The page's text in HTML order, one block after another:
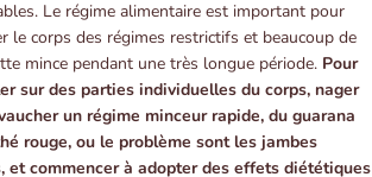
Le régime alimentaire est important pour
le corps des régimes restrictifs et beaucoup de
mince pendant une très longue période. Pour
sur des parties individuelles du corps, nager
un régime minceur rapide, du guarana
rouge, ou le problème sont les jambes
et commencer à adopter des effets diététiques